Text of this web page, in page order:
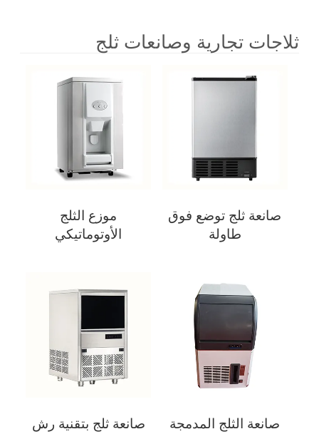
ثلاجات تجارية وصانعات ثلج
صانعة ثلج توضع فوق
طاولة
موزع الثلج
الأوتوماتيكي
صانعة الثلج المدمجة
صانعة ثلج بتقنية رش